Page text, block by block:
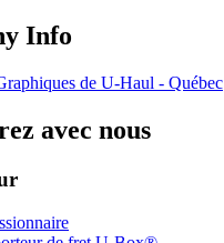
Info
de U-Haul - Québec
avec nous